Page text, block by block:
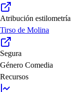
Atribución estilometría
Tirso de Molina
Segura
Género Comedia
Recursos